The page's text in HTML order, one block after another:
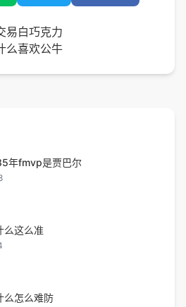
易白巧克力
么喜欢公牛
年fmvp是贾巴尔
么这么准
么怎么难防